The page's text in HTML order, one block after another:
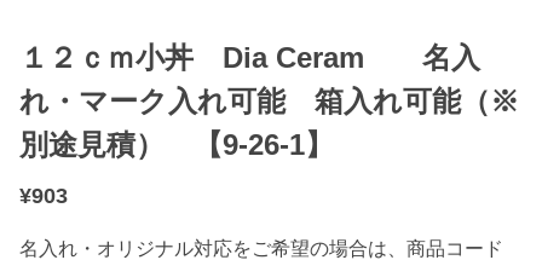
１２ｃｍ小丼 Dia Ceram 名入
れ・マーク入れ可能 箱入れ可能（※
別途見積） 【9-26-1】
¥903
名入れ・オリジナル対応をご希望の場合は、商品コード